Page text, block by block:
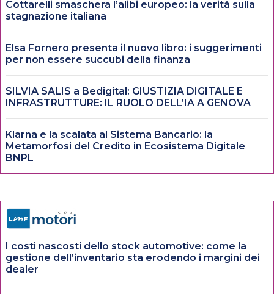
Cottarelli smaschera l’alibi europeo: la verità sulla
stagnazione italiana
Elsa Fornero presenta il nuovo libro: i suggerimenti
per non essere succubi della finanza
SILVIA SALIS a Bedigital: GIUSTIZIA DIGITALE E
INFRASTRUTTURE: IL RUOLO DELL’IA A GENOVA
Klarna e la scalata al Sistema Bancario: la
Metamorfosi del Credito in Ecosistema Digitale
BNPL
I costi nascosti dello stock automotive: come la
gestione dell’inventario sta erodendo i margini dei
dealer